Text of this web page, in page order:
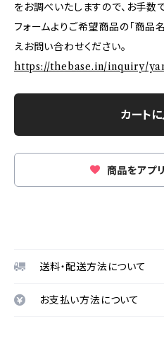
をお調べいたしますので、お手
フォームよりご希望商品の「商品
えお問い合わせください。
https://thebase.in/inquiry/
カート
商品をアプ
送料・配送方法について
お支払い方法について